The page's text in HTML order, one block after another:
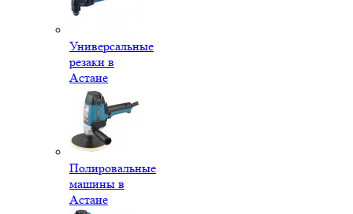
Универсальные
резаки в
Астане
Полировальные
машины в
Астане